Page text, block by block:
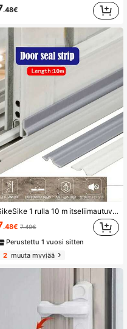
.48€
SikeSike 1 rulla 10 m itseliimautuvaa tiivistenauhaa - muovivaahtomuovitiiviste, sopii liukuoville ja ikkunoille, pölytiivis, äänieristetty, hyönteistiivis, vedenpitävä ovenrakojen tiivistysnauha
.48€ 7.49€
Perustettu 1 vuosi sitten
2muuta myyjää